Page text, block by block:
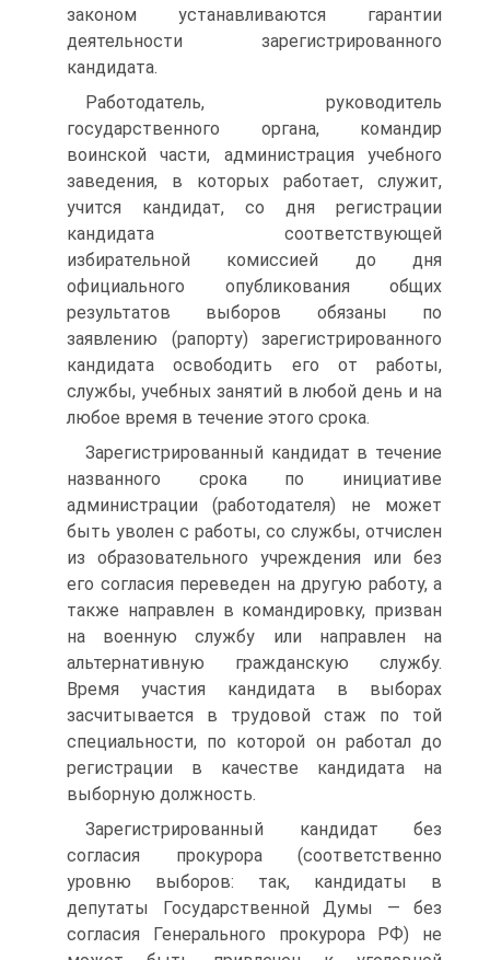
законом устанавливаются гарантии
деятельности зарегистрированного
кандидата.
Работодатель, руководитель
государственного органа, командир
воинской части, администрация учебного
заведения, в которых работает, служит,
учится кандидат, со дня регистрации
кандидата соответствующей
избирательной комиссией до дня
официального опубликования общих
результатов выборов обязаны по
заявлению (рапорту) зарегистрированного
кандидата освободить его от работы,
службы, учебных занятий в любой день и на
любое время в течение этого срока.
Зарегистрированный кандидат в течение
названного срока по инициативе
администрации (работодателя) не может
быть уволен с работы, со службы, отчислен
из образовательного учреждения или без
его согласия переведен на другую работу, а
также направлен в командировку, призван
на военную службу или направлен на
альтернативную гражданскую службу.
Время участия кандидата в выборах
засчитывается в трудовой стаж по той
специальности, по которой он работал до
регистрации в качестве кандидата на
выборную должность.
Зарегистрированный кандидат без
согласия прокурора (соответственно
уровню выборов: так, кандидаты в
депутаты Государственной Думы — без
согласия Генерального прокурора РФ) не